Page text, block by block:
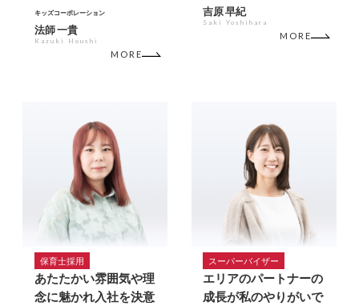
キッズコーポレーション
法師 一貴
Kazuki Houshi
MORE
吉原 早紀
Saki Yoshihara
MORE
保育士採用
あたたかい雰囲気や理
念に魅かれ入社を決意
スーパーバイザー
エリアのパートナーの
成長が私のやりがいで